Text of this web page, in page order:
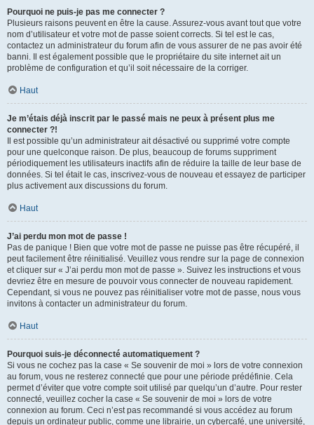
Pourquoi ne puis-je pas me connecter ?
Plusieurs raisons peuvent en être la cause. Assurez-vous avant tout que votre
nom d’utilisateur et votre mot de passe soient corrects. Si tel est le cas,
contactez un administrateur du forum afin de vous assurer de ne pas avoir été
banni. Il est également possible que le propriétaire du site internet ait un
problème de configuration et qu’il soit nécessaire de la corriger.
Haut
Je m’étais déjà inscrit par le passé mais ne peux à présent plus me
connecter ?!
Il est possible qu’un administrateur ait désactivé ou supprimé votre compte
pour une quelconque raison. De plus, beaucoup de forums suppriment
périodiquement les utilisateurs inactifs afin de réduire la taille de leur base de
données. Si tel était le cas, inscrivez-vous de nouveau et essayez de participer
plus activement aux discussions du forum.
Haut
J’ai perdu mon mot de passe !
Pas de panique ! Bien que votre mot de passe ne puisse pas être récupéré, il
peut facilement être réinitialisé. Veuillez vous rendre sur la page de connexion
et cliquer sur « J’ai perdu mon mot de passe ». Suivez les instructions et vous
devriez être en mesure de pouvoir vous connecter de nouveau rapidement.
Cependant, si vous ne pouvez pas réinitialiser votre mot de passe, nous vous
invitons à contacter un administrateur du forum.
Haut
Pourquoi suis-je déconnecté automatiquement ?
Si vous ne cochez pas la case « Se souvenir de moi » lors de votre connexion
au forum, vous ne resterez connecté que pour une période prédéfinie. Cela
permet d’éviter que votre compte soit utilisé par quelqu’un d’autre. Pour rester
connecté, veuillez cocher la case « Se souvenir de moi » lors de votre
connexion au forum. Ceci n’est pas recommandé si vous accédez au forum
depuis un ordinateur public, comme une librairie, un cybercafé, une université,